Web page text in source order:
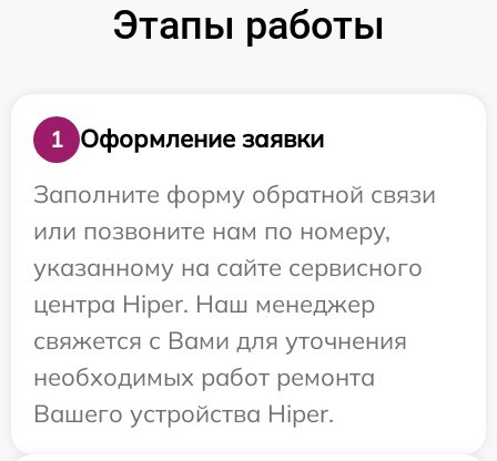
Этапы работы
1
Оформление заявки
Заполните форму обратной связи
или позвоните нам по номеру,
указанному на сайте сервисного
центра Hiper. Наш менеджер
свяжется с Вами для уточнения
необходимых работ ремонта
Вашего устройства Hiper.